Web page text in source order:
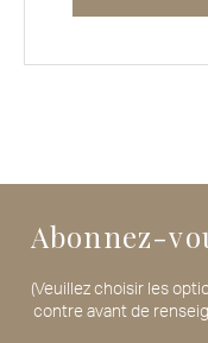
Abonnez-
(Veuillez choisir les
contre avant de